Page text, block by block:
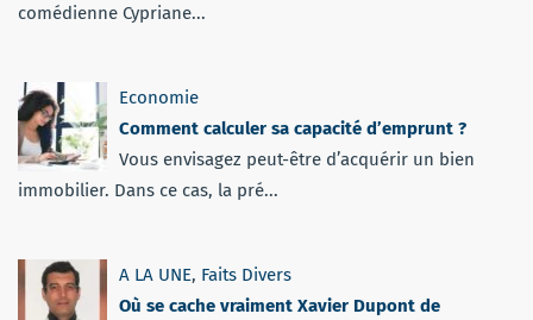
comédienne Cypriane...
Economie
Comment calculer sa capacité d’emprunt ?
Vous envisagez peut-être d’acquérir un bien
immobilier. Dans ce cas, la pré...
A LA UNE, Faits Divers
Où se cache vraiment Xavier Dupont de